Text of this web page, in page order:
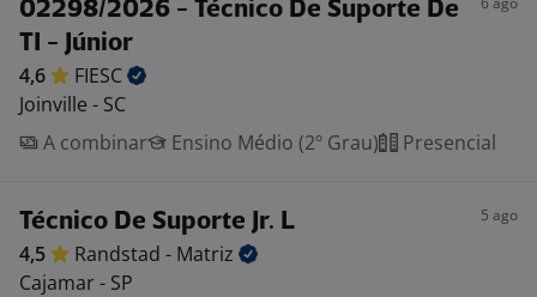
02298/2026 - Técnico De Suporte De
TI - Júnior
4,6
FIESC
Joinville - SC
A combinar
Ensino Médio (2º Grau) Presencial
Técnico De Suporte Jr. L 5 ago
4,5 Randstad - Matriz
Cajamar - SP